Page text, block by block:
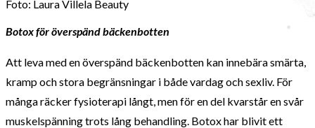
Foto: Laura Villela Beauty
Botox för överspänd bäckenbotten
Att leva med en överspänd bäckenbotten kan innebära smärta,
kramp och stora begränsningar i både vardag och sexliv. För
många räcker fysioterapi långt, men för en del kvarstår en svår
muskelspänning trots lång behandling. Botox har blivit ett